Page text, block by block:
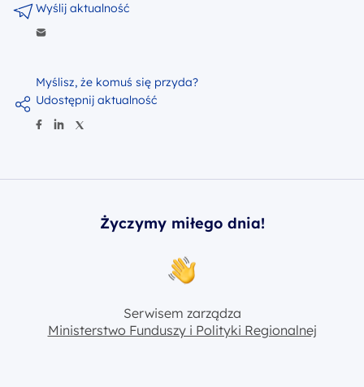
Myślisz, że komuś się przyda?
Udostępnij aktualność
Wyślij aktualność
Życzymy miłego dnia!
Serwisem zarządza
Ministerstwo Funduszy i Polityki Regionalnej